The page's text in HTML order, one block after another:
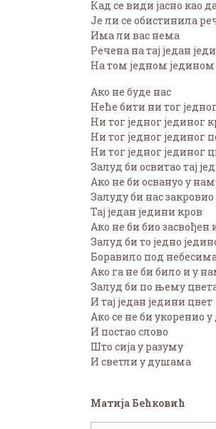
Кад се види јасно као
Је ли се обистинила
Има ли вас нема
Речена на тај један
На том једном
Ако не буде нас
Неће бити ни тог
Ни тог једног јединог
Ни тог једног јединог
Ни тог једног јединог
Залуд би освитао тај
Ако не би освануо у
Залуду би нас
Тај један једини кров
Ако не би био засвођен
Залуд би то једно
Боравило под
Ако га не би било и у
Залуд би по њему
И тај један једини цвет
Ако се не би укоренио у
И постао слово
Што сија у разуму
И светли у душама
Матија Бећковић